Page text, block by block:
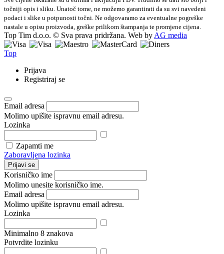
točniji opis i sliku. Unatoč tome, ne možemo garantirati da su svi navedeni
podaci i slike u potpunosti točni. Ne odgovaramo za eventualne pogreške
nastale u opisu proizvoda, greške prilikom štampanja te promjene cijena.
Top Tim d.o.o. © Sva prava pridržana. Web by AG media
Top
Prijava
Registriraj se
Email adresa
Molimo upišite ispravnu email adresu.
Lozinka
Zapamti me
Zaboravljena lozinka
Prijavi se
Korisničko ime
Molimo unesite korisničko ime.
Email adresa
Molimo upišite ispravnu email adresu.
Lozinka
Minimalno 8 znakova
Potvrdite lozinku